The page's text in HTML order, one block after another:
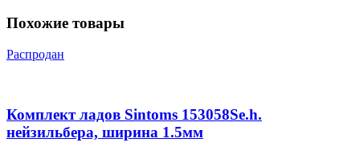
Похожие товары
Распродан
Комплект ладов Sintoms 153058Se.h.
нейзильбера, ширина 1.5мм